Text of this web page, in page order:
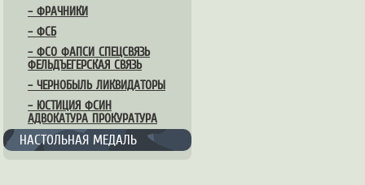
– ФРАЧНИКИ
– ФСБ
– ФСО ФАПСИ СПЕЦСВЯЗЬ
ФЕЛЬДЪЕГЕРСКАЯ СВЯЗЬ
– ЧЕРНОБЫЛЬ ЛИКВИДАТОРЫ
– ЮСТИЦИЯ ФСИН
АДВОКАТУРА ПРОКУРАТУРА
НАСТОЛЬНАЯ МЕДАЛЬ